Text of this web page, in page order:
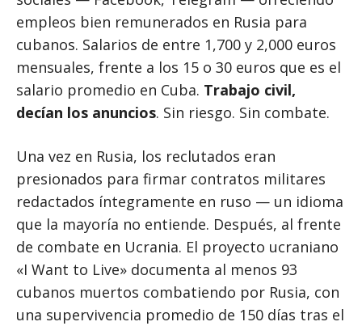
empleos bien remunerados en Rusia para
cubanos. Salarios de entre 1,700 y 2,000 euros
mensuales, frente a los 15 o 30 euros que es el
salario promedio en Cuba. Trabajo civil,
decían los anuncios. Sin riesgo. Sin combate.
Una vez en Rusia, los reclutados eran
presionados para firmar contratos militares
redactados íntegramente en ruso — un idioma
que la mayoría no entiende. Después, al frente
de combate en Ucrania. El proyecto ucraniano
«I Want to Live» documenta al menos 93
cubanos muertos combatiendo por Rusia, con
una supervivencia promedio de 150 días tras el